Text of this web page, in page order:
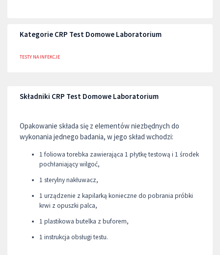
Kategorie CRP Test Domowe Laboratorium
TESTY NA INFEKCJE
Składniki CRP Test Domowe Laboratorium
Opakowanie składa się z elementów niezbędnych do
wykonania jednego badania, w jego skład wchodzi:
1 foliowa torebka zawierająca 1 płytkę testową i 1 środek
pochłaniający wilgoć,
1 sterylny nakłuwacz,
1 urządzenie z kapilarką konieczne do pobrania próbki
krwi z opuszki palca,
1 plastikowa butelka z buforem,
1 instrukcja obsługi testu.